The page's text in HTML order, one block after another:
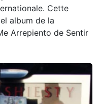
Cette
album de la
Arrepiento de Sentir